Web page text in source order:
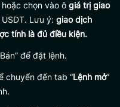
hoặc chọn vào ô giá trị giao
Lưu ý: giao dịch
tính là đủ điều kiện.
để đặt lệnh.
chuyển đến tab “Lệnh mở”